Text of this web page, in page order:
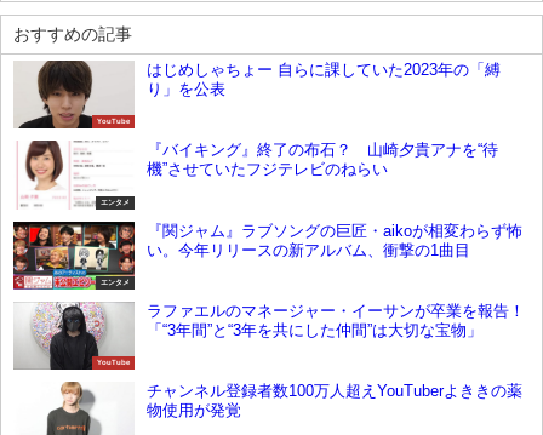
おすすめの記事
YouTube
はじめしゃちょー 自らに課していた2023年の「縛
り」を公表
エンタメ
『バイキング』終了の布石？ 山崎夕貴アナを“待
機”させていたフジテレビのねらい
エンタメ
『関ジャム』ラブソングの巨匠・aikoが相変わらず怖
い。今年リリースの新アルバム、衝撃の1曲目
YouTube
ラファエルのマネージャー・イーサンが卒業を報告！
「“3年間”と“3年を共にした仲間”は大切な宝物」
チャンネル登録者数100万人超えYouTuberよききの薬
物使用が発覚